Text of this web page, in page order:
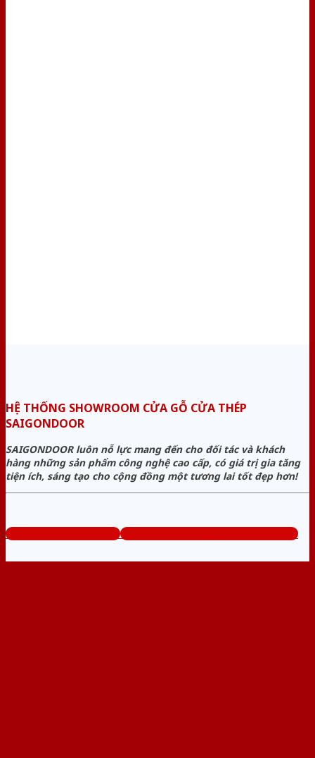
HỆ THỐNG SHOWROOM CỬA GỖ CỬA THÉP
SAIGONDOOR
SAIGONDOOR luôn nỗ lực mang đến cho đối tác và khách
hàng những sản phẩm công nghệ cao cấp, có giá trị gia tăng
tiện ích, sáng tạo cho cộng đồng một tương lai tốt đẹp hơn!
www.cuagocuathep.com Tổng đài tư vấn miễn phí: 0824.400.400